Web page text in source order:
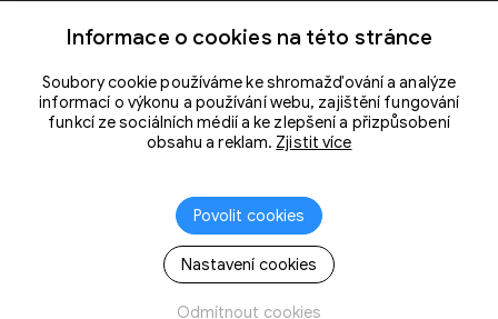
Informace o cookies na této stránce
Soubory cookie používáme ke shromažďování a analýze
informací o výkonu a používání webu, zajištění fungování
funkcí ze sociálních médií a ke zlepšení a přizpůsobení
obsahu a reklam. Zjistit více
Povolit cookies
Nastavení cookies
Odmítnout cookies
Blog
Kontakt
Slovníček pojmů
Vytvořila společnostPS Works s. r. o.